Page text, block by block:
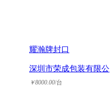
耀瀚牌封口
深圳市荣成包装有限公
司
￥8000.00/台